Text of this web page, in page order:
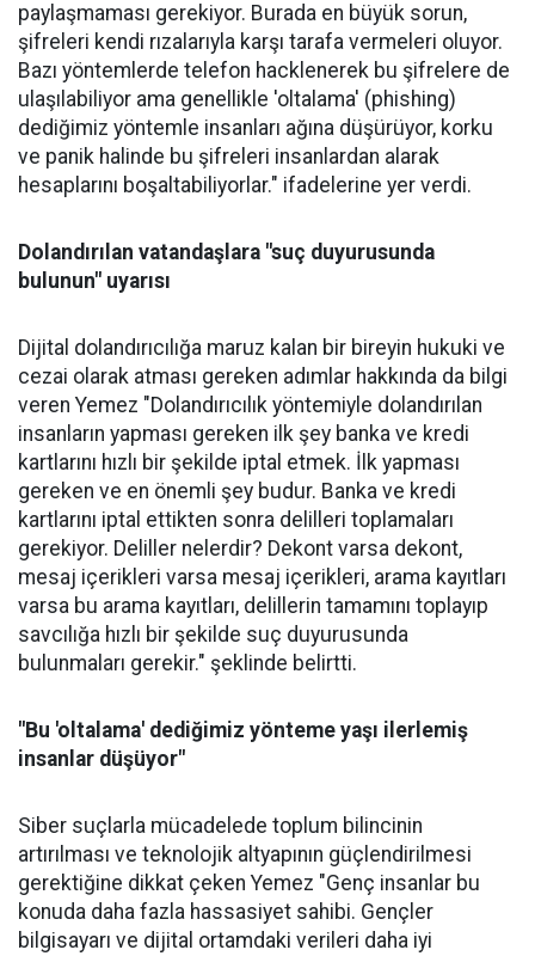
paylaşmaması gerekiyor. Burada en büyük sorun,
şifreleri kendi rızalarıyla karşı tarafa vermeleri oluyor.
Bazı yöntemlerde telefon hacklenerek bu şifrelere de
ulaşılabiliyor ama genellikle 'oltalama' (phishing)
dediğimiz yöntemle insanları ağına düşürüyor, korku
ve panik halinde bu şifreleri insanlardan alarak
hesaplarını boşaltabiliyorlar." ifadelerine yer verdi.
Dolandırılan vatandaşlara "suç duyurusunda
bulunun" uyarısı
Dijital dolandırıcılığa maruz kalan bir bireyin hukuki ve
cezai olarak atması gereken adımlar hakkında da bilgi
veren Yemez "Dolandırıcılık yöntemiyle dolandırılan
insanların yapması gereken ilk şey banka ve kredi
kartlarını hızlı bir şekilde iptal etmek. İlk yapması
gereken ve en önemli şey budur. Banka ve kredi
kartlarını iptal ettikten sonra delilleri toplamaları
gerekiyor. Deliller nelerdir? Dekont varsa dekont,
mesaj içerikleri varsa mesaj içerikleri, arama kayıtları
varsa bu arama kayıtları, delillerin tamamını toplayıp
savcılığa hızlı bir şekilde suç duyurusunda
bulunmaları gerekir." şeklinde belirtti.
"Bu 'oltalama' dediğimiz yönteme yaşı ilerlemiş
insanlar düşüyor"
Siber suçlarla mücadelede toplum bilincinin
artırılması ve teknolojik altyapının güçlendirilmesi
gerektiğine dikkat çeken Yemez "Genç insanlar bu
konuda daha fazla hassasiyet sahibi. Gençler
bilgisayarı ve dijital ortamdaki verileri daha iyi